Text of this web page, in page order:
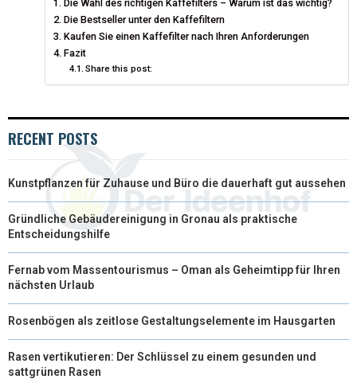
T
T
)
O
O
K
R
E
D
I
Die Wahl des richtigen Kaffefilters – Warum ist das wichtig?
Die Bestseller unter den Kaffefiltern
Kaufen Sie einen Kaffefilter nach Ihren Anforderungen
Fazit
Share this post:
RECENT POSTS
Kunstpflanzen für Zuhause und Büro die dauerhaft gut aussehen
Gründliche Gebäudereinigung in Gronau als praktische
Entscheidungshilfe
Fernab vom Massentourismus – Oman als Geheimtipp für Ihren
nächsten Urlaub
Rosenbögen als zeitlose Gestaltungselemente im Hausgarten
Rasen vertikutieren: Der Schlüssel zu einem gesunden und
sattgrünen Rasen